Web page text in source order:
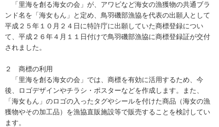
「里海を創る海女の会」が、アワビなど海女の漁獲物の共通ブラ
ンド名を「海女もん」と定め、鳥羽磯部漁協を代表の出願人として
平成２５年１０月２４日に特許庁に出願していた商標登録につい
て、平成２６年４月１１日付けで鳥羽磯部漁協に商標登録証が交付
されました。
２ 商標の利用
「里海を創る海女の会」では、商標を有効に活用するため、今
後、ロゴデザインやチラシ・ポスターなどを作成します。また、
「海女もん」のロゴの入ったタグやシールを付けた商品（海女の漁
獲物やその加工品）を漁協直販施設等で販売することを検討してい
ます。